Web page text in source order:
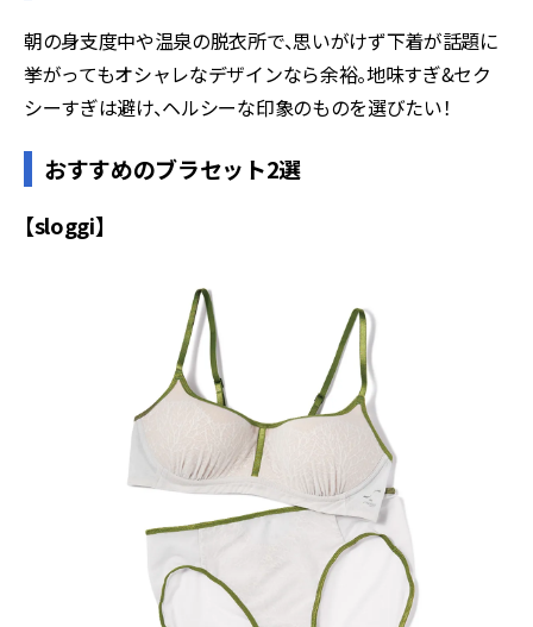
朝の身支度中や温泉の脱衣所で、思いがけず下着が話題に
挙がってもオシャレなデザインなら余裕。地味すぎ&セク
シーすぎは避け、ヘルシーな印象のものを選びたい！
おすすめのブラセット2選
【sloggi】